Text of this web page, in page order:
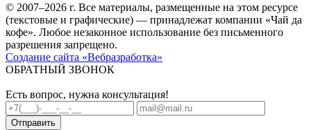
© 2007–2026 г. Все материалы, размещенные на этом ресурсе
(текстовые и графические) — принадлежат компании «Чай да
кофе». Любое незаконное использование без письменного
разрешения запрещено.
Создание сайта «Вебразработка»
ОБРАТНЫЙ ЗВОНОК
Есть вопрос, нужна консультация!